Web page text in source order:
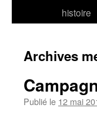
histoire
Archives
Publié le 12 mai